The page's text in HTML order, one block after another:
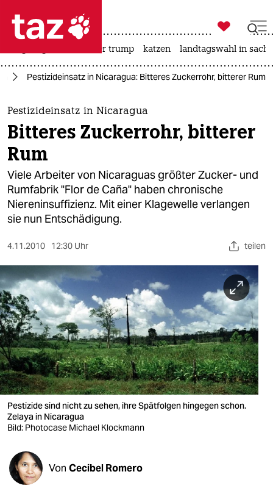
 taz zahl ich
taz zahl ich
themen
politik
öko
gesellschaft
kultur
sport
berlin
nord
wahrheit
verlag
verlag
veranstaltungen
shop
fragen & hilfe
unterstützen

taz zahl ich
usa unter trump katzen landtagswahl in
Pestizideinsatz in Nicaragua: Bitteres Zuckerrohr, bitterer Rum
Pestizideinsatz in Nicaragua
Bitteres Zuckerrohr, bitterer
Rum
Viele Arbeiter von Nicaraguas größter Zucker- und
Rumfabrik "Flor de Caña" haben chronische
Niereninsuffizienz. Mit einer Klagewelle verlangen
sie nun Entschädigung.
4.11.2010 12:30 Uhr teilen
Pestizide sind nicht zu sehen, ihre Spätfolgen hingegen schon.
Zelaya in Nicaragua
Bild: Photocase Michael Klockmann
Von Cecibel Romero